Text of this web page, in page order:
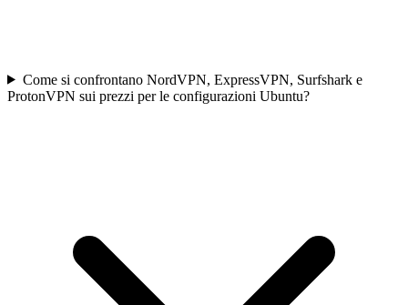
Come si confrontano NordVPN, ExpressVPN, Surfshark e
ProtonVPN sui prezzi per le configurazioni Ubuntu?